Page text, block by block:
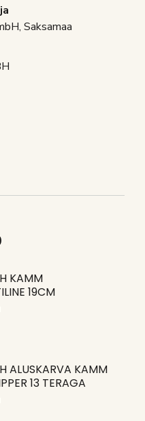
Saksamaa
KAMM
19CM
ALUSKARVA KAMM
13 TERAGA